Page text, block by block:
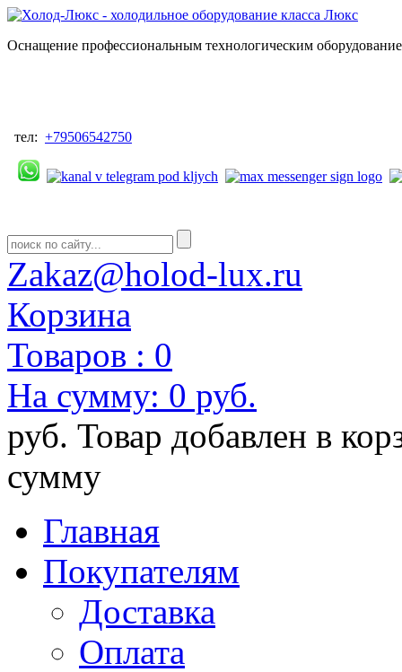
Оснащение профессиональным технологическим
тел: +79506542750
Zakaz@holod-lux.ru
Корзина
Товаров : 0
На сумму: 0 руб.
руб. Товар добавлен в
сумму
Главная
Покупателям
Доставка
Оплата